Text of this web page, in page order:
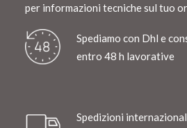
per informazioni tecniche sul tuo
Spediamo con Dhl e
entro 48 h lavorative
Spedizioni